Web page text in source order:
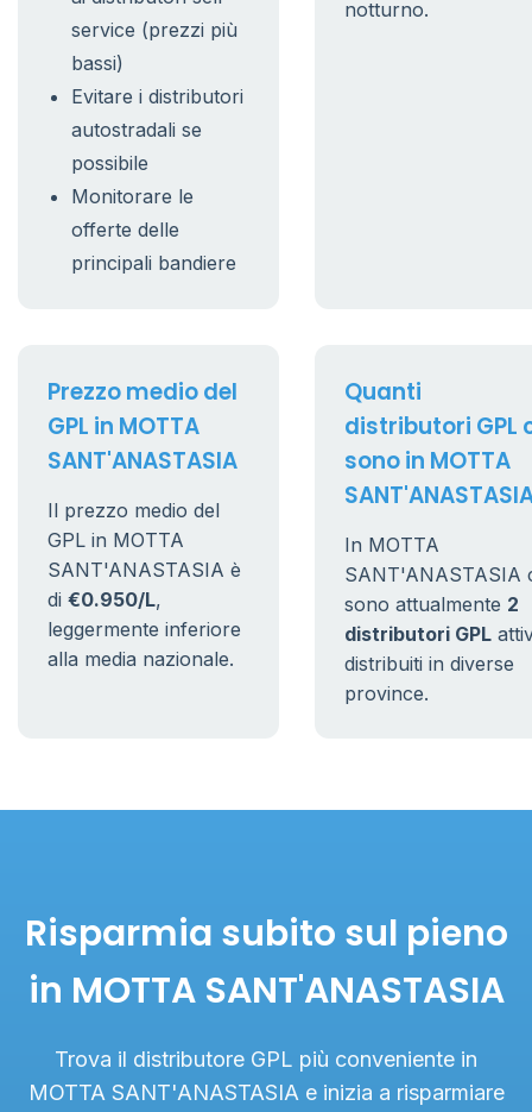
service (prezzi più
bassi)
Evitare i distributori
autostradali se
possibile
Monitorare le
offerte delle
principali bandiere
notturno.
Prezzo medio del
GPL in MOTTA
SANT'ANASTASIA
Il prezzo medio del
GPL in MOTTA
SANT'ANASTASIA è
di €0.950/L,
leggermente inferiore
alla media nazionale.
Quanti
distributori GPL
sono in MOTTA
In MOTTA
SANT'ANASTASIA
sono attualmente 2
distributori GPL
distribuiti in diverse
province.
Risparmia subito sul pieno
in MOTTA SANT'ANASTASIA
Trova il distributore GPL più conveniente in
MOTTA SANT'ANASTASIA e inizia a risparmiare